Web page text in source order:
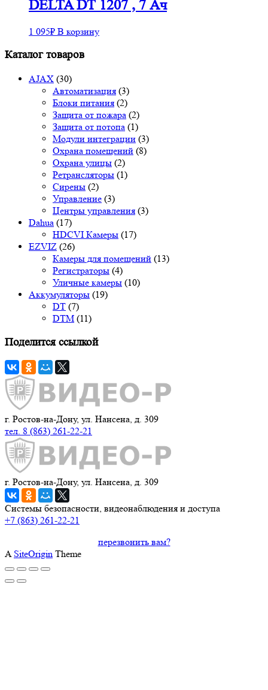
DELTA DT 1207 , 7 Ач
1 095₽ В корзину
Каталог товаров
AJAX (30)
Автоматизация (3)
Блоки питания (2)
Защита от пожара (2)
Защита от потопа (1)
Модули интеграции (3)
Охрана помещений (8)
Охрана улицы (2)
Ретрансляторы (1)
Сирены (2)
Управление (3)
Центры управления (3)
Dahua (17)
HDCVI Камеры (17)
EZVIZ (26)
Камеры для помещений (13)
Регистраторы (4)
Уличные камеры (10)
Аккумуляторы (19)
DT (7)
DTM (11)
Поделится ссылкой
г. Ростов-на-Дону, ул. Нансена, д. 309
тел. 8 (863) 261-22-21
г. Ростов-на-Дону, ул. Нансена, д. 309
Системы безопасности, видеонаблюдения и доступа
+7 (863) 261-22-21
перезвонить вам?
A SiteOrigin Theme